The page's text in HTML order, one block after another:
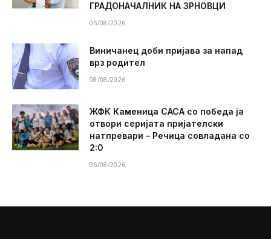
ГРАДОНАЧАЛНИК НА ЗРНОВЦИ
05/08/2026
Виничанец доби пријава за напад
врз родител
08/08/2026
ЖФК Каменица САСА со победа ја
отвори серијата пријателски
натпревари – Речица совладана со
2:0
06/08/2026